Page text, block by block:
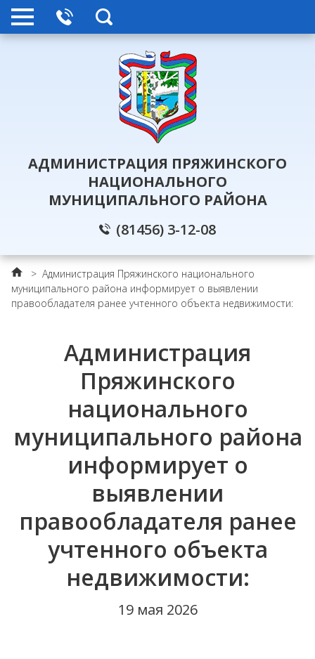
АДМИНИСТРАЦИЯ ПРЯЖИНСКОГО
НАЦИОНАЛЬНОГО
МУНИЦИПАЛЬНОГО РАЙОНА
(81456) 3-12-08
> Администрация Пряжинского национального
муниципального района информирует о выявлении
правообладателя ранее учтенного объекта недвижимости:
Администрация
Пряжинского
национального
муниципального района
информирует о
выявлении
правообладателя ранее
учтенного объекта
недвижимости:
19 мая 2026